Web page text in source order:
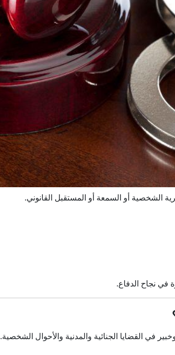
الشخصية أو السمعة أو المستقبل القانوني.
في نجاح الدفاع.
في القضايا الجنائية والمدنية والأحوال الشخصية.